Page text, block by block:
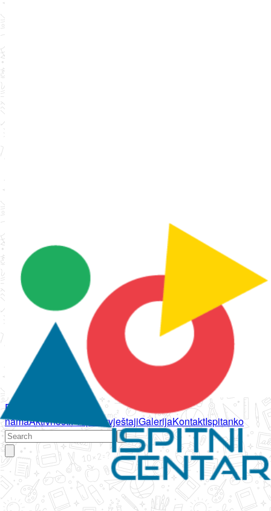
Početna
namaAktivnostiPropisi IzvještajiGalerijaKontaktIspitanko